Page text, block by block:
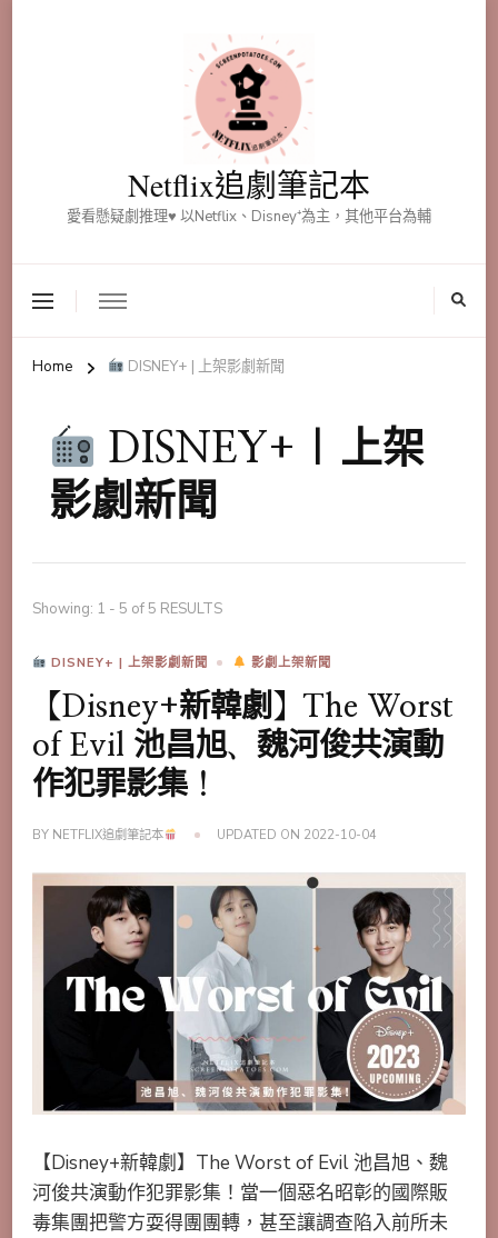
Netflix追劇筆記本
愛看懸疑劇推理♥ 以Netflix、Disney⁺為主，其他平台為輔
Home DISNEY+ | 上架影劇新聞
DISNEY+ | 上架
影劇新聞
Showing: 1 - 5 of 5 RESULTS
DISNEY+ | 上架影劇新聞 影劇上架新聞
【Disney+新韓劇】The Worst
of Evil 池昌旭、魏河俊共演動
作犯罪影集！
BY NETFLIX追劇筆記本 UPDATED ON 2022-10-04
【Disney+新韓劇】The Worst of Evil 池昌旭、魏
河俊共演動作犯罪影集！當一個惡名昭彰的國際販
毒集團把警方耍得團團轉，甚至讓調查陷入前所未